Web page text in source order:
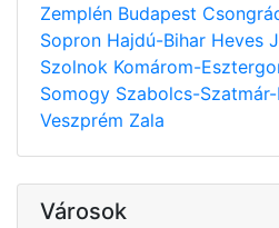
Zemplén Budapest
Sopron Hajdú-Bihar Heves
Szolnok Komárom-
Somogy Szabolcs-
Veszprém Zala
Városok